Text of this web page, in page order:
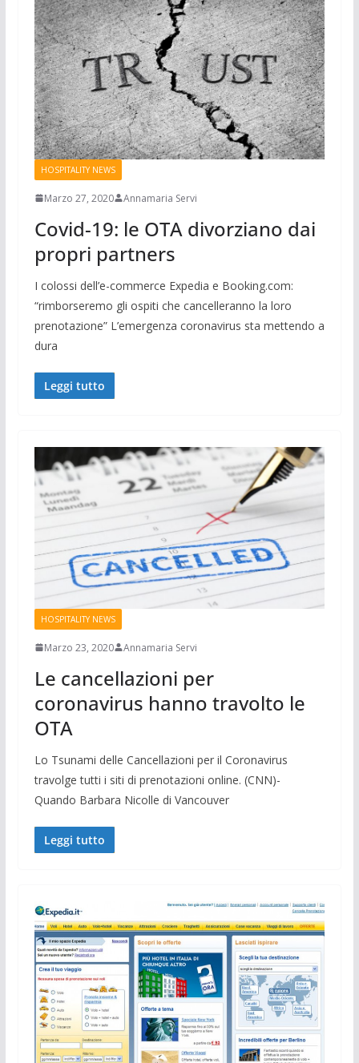
HOSPITALITY NEWS
Marzo 27, 2020 Annamaria Servi
Covid-19: le OTA divorziano dai
propri partners
I colossi dell’e-commerce Expedia e Booking.com:
“rimborseremo gli ospiti che cancelleranno la loro
prenotazione” L’emergenza coronavirus sta mettendo a
dura
Leggi tutto
HOSPITALITY NEWS
Marzo 23, 2020 Annamaria Servi
Le cancellazioni per
coronavirus hanno travolto le
OTA
Lo Tsunami delle Cancellazioni per il Coronavirus
travolge tutti i siti di prenotazioni online. (CNN)-
Quando Barbara Nicolle di Vancouver
Leggi tutto